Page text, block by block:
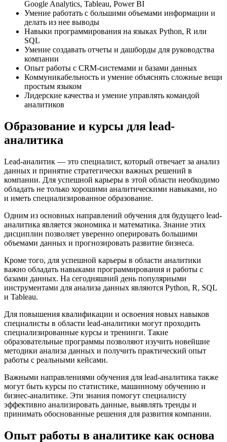
Google Analytics, Tableau, Power BI
Умение работать с большими объемами информации и
делать из нее выводы
Навыки программирования на языках Python, R или
SQL
Умение создавать отчеты и дашборды для руководства
компании
Опыт работы с CRM-системами и базами данных
Коммуникабельность и умение объяснять сложные вещи
простым языком
Лидерские качества и умение управлять командой
аналитиков
Образование и курсы для lead-
аналитика
Lead-аналитик — это специалист, который отвечает за анализ
данных и принятие стратегически важных решений в
компании. Для успешной карьеры в этой области необходимо
обладать не только хорошими аналитическими навыками, но
и иметь специализированное образование.
Одним из основных направлений обучения для будущего lead-
аналитика является экономика и математика. Знание этих
дисциплин позволяет уверенно оперировать большими
объемами данных и прогнозировать развитие бизнеса.
Кроме того, для успешной карьеры в области аналитики
важно обладать навыками программирования и работы с
базами данных. На сегодняшний день популярными
инструментами для анализа данных являются Python, R, SQL
и Tableau.
Для повышения квалификации и освоения новых навыков
специалисты в области lead-аналитики могут проходить
специализированные курсы и тренинги. Такие
образовательные программы позволяют изучить новейшие
методики анализа данных и получить практический опыт
работы с реальными кейсами.
Важными направлениями обучения для lead-аналитика также
могут быть курсы по статистике, машинному обучению и
бизнес-аналитике. Эти знания помогут специалисту
эффективно анализировать данные, выявлять тренды и
принимать обоснованные решения для развития компании.
Опыт работы в аналитике как основа